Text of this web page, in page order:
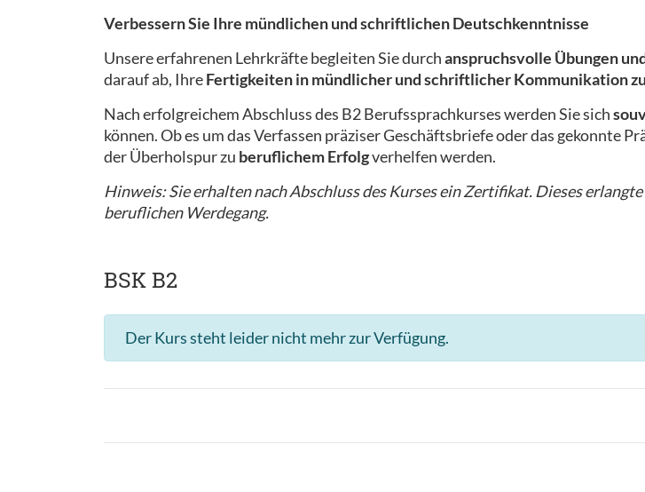
Verbessern Sie Ihre mündlichen und schriftlichen Deutschkenntnisse
Unsere erfahrenen Lehrkräfte begleiten Sie durchanspruchsvolle Übungen
darauf ab, IhreFertigkeiten in mündlicher und schriftlicher Kommunikation
Nach erfolgreichem Abschluss des B2 Berufssprachkurses werden Sie sich
können. Ob es um das Verfassen präziser Geschäftsbriefe oder das gekonnte
der Überholspur zu beruflichem Erfolgverhelfen werden.
Hinweis: Sie erhalten nach Abschluss des Kurses ein Zertifikat. Dieses
beruflichen Werdegang.
BSK B2
Der Kurs steht leider nicht mehr zur Verfügung.